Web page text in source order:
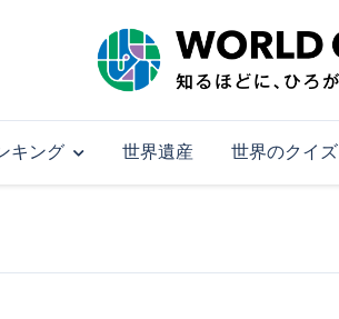
キング 世界遺産 世界のクイズ